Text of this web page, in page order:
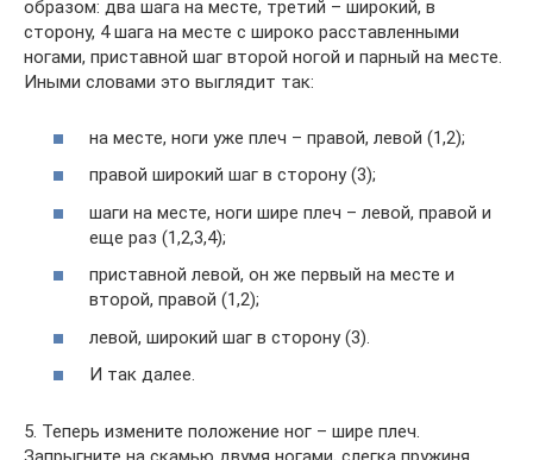
образом: два шага на месте, третий – широкий, в
сторону, 4 шага на месте с широко расставленными
ногами, приставной шаг второй ногой и парный на месте.
Иными словами это выглядит так:
на месте, ноги уже плеч – правой, левой (1,2);
правой широкий шаг в сторону (3);
шаги на месте, ноги шире плеч – левой, правой и
еще раз (1,2,3,4);
приставной левой, он же первый на месте и
второй, правой (1,2);
левой, широкий шаг в сторону (3).
И так далее.
5. Теперь измените положение ног – шире плеч.